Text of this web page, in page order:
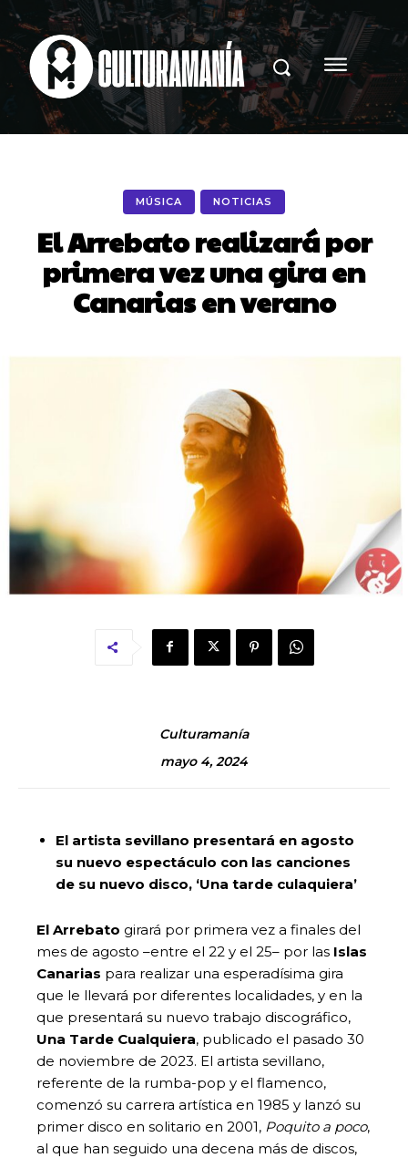
MÚSICA NOTICIAS
El Arrebato realizará por
primera vez una gira en
Canarias en verano
Culturamanía
mayo 4, 2024
El artista sevillano presentará en agosto
su nuevo espectáculo con las canciones
de su nuevo disco, ‘Una tarde culaquiera’
El Arrebato girará por primera vez a finales del
mes de agosto –entre el 22 y el 25– por las Islas
Canarias para realizar una esperadísima gira
que le llevará por diferentes localidades, y en la
que presentará su nuevo trabajo discográfico,
Una Tarde Cualquiera, publicado el pasado 30
de noviembre de 2023. El artista sevillano,
referente de la rumba-pop y el flamenco,
comenzó su carrera artística en 1985 y lanzó su
primer disco en solitario en 2001, Poquito a poco,
al que han seguido una decena más de discos,